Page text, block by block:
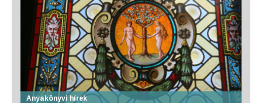
Anyakönyvi hírek